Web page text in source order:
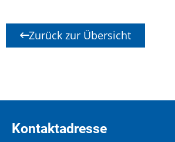
Zurück zur Übersicht
Kontaktadresse